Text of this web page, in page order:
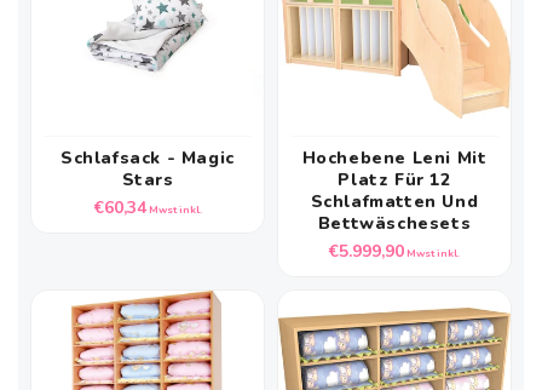
Schlafsack - Magic
Stars
Normaler
€60,34Mwst inkl.
Hochebene Leni Mit
Platz Für 12
Schlafmatten Und
Bettwäschesets
Normaler
€5.999,90 Mwst inkl.